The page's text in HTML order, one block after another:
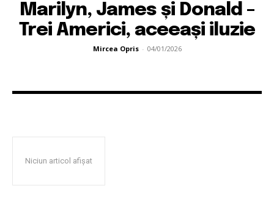
Marilyn, James și Donald –
Trei Americi, aceeași iluzie
Mircea Opris - 04/01/2026
Niciun articol afișat